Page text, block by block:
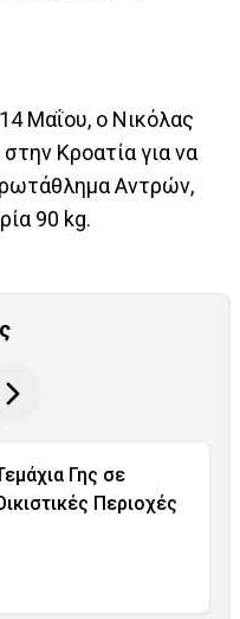
Μαΐου, ο Νικόλας
Κροατία για να
Αντρών,
90 kg.
Γης σε
Περιοχές